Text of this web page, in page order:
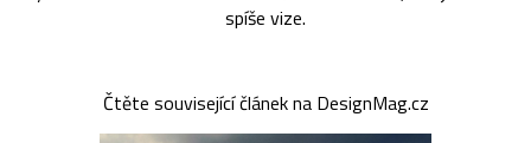
spíše vize.
Čtěte související článek na DesignMag.cz